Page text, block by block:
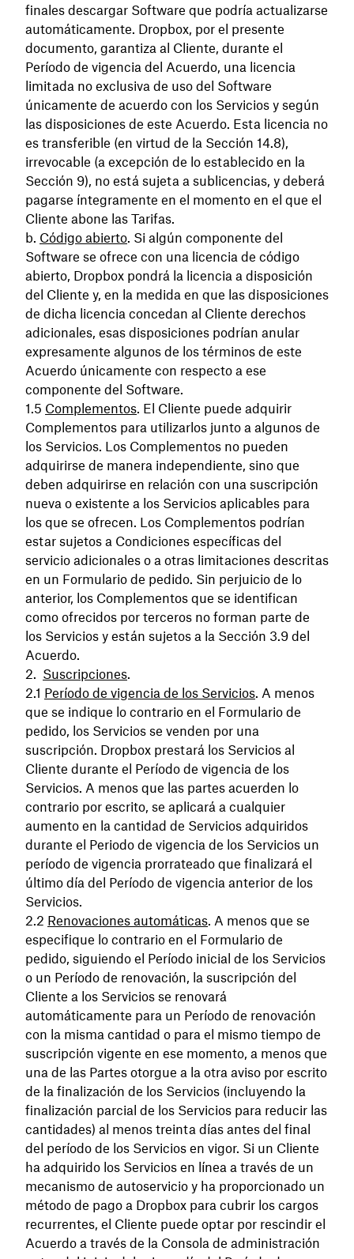
finales descargar Software que podría actualizarse
automáticamente. Dropbox, por el presente
documento, garantiza al Cliente, durante el
Período de vigencia del Acuerdo, una licencia
limitada no exclusiva de uso del Software
únicamente de acuerdo con los Servicios y según
las disposiciones de este Acuerdo. Esta licencia no
es transferible (en virtud de la Sección 14.8),
irrevocable (a excepción de lo establecido en la
Sección 9), no está sujeta a sublicencias, y deberá
pagarse íntegramente en el momento en el que el
Cliente abone las Tarifas.
Código abierto. Si algún componente del
Software se ofrece con una licencia de código
abierto, Dropbox pondrá la licencia a disposición
del Cliente y, en la medida en que las disposiciones
de dicha licencia concedan al Cliente derechos
adicionales, esas disposiciones podrían anular
expresamente algunos de los términos de este
Acuerdo únicamente con respecto a ese
componente del Software.
Complementos. El Cliente puede adquirir
Complementos para utilizarlos junto a algunos de
los Servicios. Los Complementos no pueden
adquirirse de manera independiente, sino que
deben adquirirse en relación con una suscripción
nueva o existente a los Servicios aplicables para
los que se ofrecen. Los Complementos podrían
estar sujetos a Condiciones específicas del
servicio adicionales o a otras limitaciones descritas
en un Formulario de pedido. Sin perjuicio de lo
anterior, los Complementos que se identifican
como ofrecidos por terceros no forman parte de
los Servicios y están sujetos a la Sección 3.9 del
Acuerdo.
Suscripciones.
Período de vigencia de los Servicios. A menos
que se indique lo contrario en el Formulario de
pedido, los Servicios se venden por una
suscripción. Dropbox prestará los Servicios al
Cliente durante el Período de vigencia de los
Servicios. A menos que las partes acuerden lo
contrario por escrito, se aplicará a cualquier
aumento en la cantidad de Servicios adquiridos
durante el Periodo de vigencia de los Servicios un
período de vigencia prorrateado que finalizará el
último día del Período de vigencia anterior de los
Servicios.
Renovaciones automáticas. A menos que se
especifique lo contrario en el Formulario de
pedido, siguiendo el Período inicial de los Servicios
o un Período de renovación, la suscripción del
Cliente a los Servicios se renovará
automáticamente para un Período de renovación
con la misma cantidad o para el mismo tiempo de
suscripción vigente en ese momento, a menos que
una de las Partes otorgue a la otra aviso por escrito
de la finalización de los Servicios (incluyendo la
finalización parcial de los Servicios para reducir las
cantidades) al menos treinta días antes del final
del período de los Servicios en vigor. Si un Cliente
ha adquirido los Servicios en línea a través de un
mecanismo de autoservicio y ha proporcionado un
método de pago a Dropbox para cubrir los cargos
recurrentes, el Cliente puede optar por rescindir el
Acuerdo a través de la Consola de administración